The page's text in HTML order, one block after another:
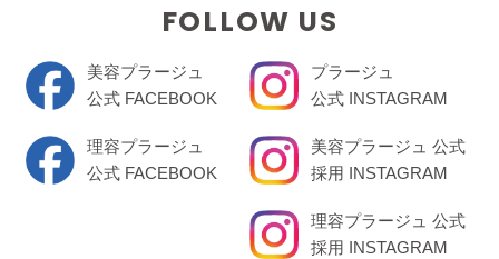
FOLLOW US
美容プラージュ
公式 FACEBOOK
理容プラージュ
公式 FACEBOOK
プラージュ
公式 INSTAGRAM
美容プラージュ 公式
採用 INSTAGRAM
理容プラージュ 公式
採用 INSTAGRAM